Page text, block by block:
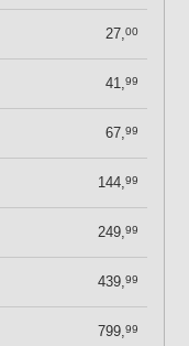
27,00
41,99
67,99
144,99
249,99
439,99
799,99